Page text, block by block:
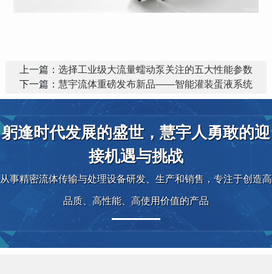
上一篇： 选择工业级大流量蠕动泵关注的五大性能参数
下一篇： 慧宇流体重磅发布新品——智能灌装蛋液系统
躬逢时代发展的盛世，慧宇人勇敢的迎
接机遇与挑战
从事精密流体传输与处理设备研发、生产和销售，专注于创造高
品质、高性能、高使用价值的产品